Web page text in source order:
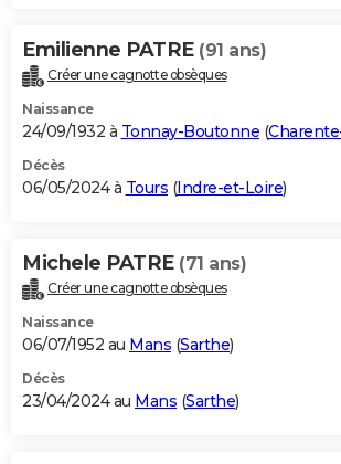
Bricolage
Lifestyle
Culture
Sport
Auto
Television
Voyage
Cinema
Emilienne PATRE (91 ans)
Créer une cagnotte obsèques
Naissance
24/09/1932 à Tonnay-Boutonne (
Décès
06/05/2024 à Tours (Indre-et-Loire)
Michele PATRE (71 ans)
Créer une cagnotte obsèques
Naissance
06/07/1952 au Mans (Sarthe)
Décès
23/04/2024 au Mans (Sarthe)